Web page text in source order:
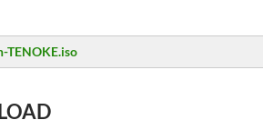
TENOKE.iso